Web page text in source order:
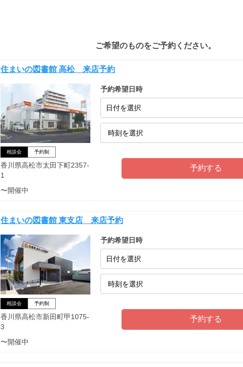
ご希望のものをご予約ください。
住まいの図書館 高松 来店予約
相談会 予約制
香川県高松市太田下町2357-
1
〜開催中
予約希望日時
日付を選択
住まいの図書館 東支店 来店予約
相談会 予約制
香川県高松市新田町甲1075-
3
〜開催中
予約希望日時
日付を選択